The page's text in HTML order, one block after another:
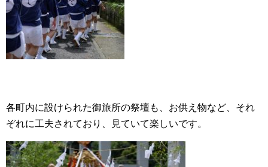
各町内に設けられた御旅所の祭壇も、お供え物など、それ
ぞれに工夫されており、見ていて楽しいです。